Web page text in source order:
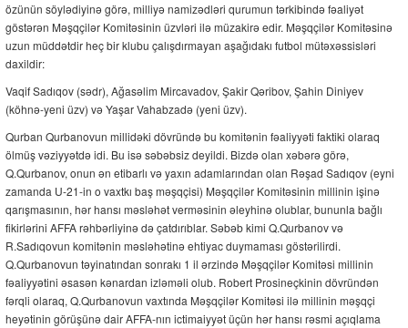
özünün söylədiyinə görə, milliyə namizədləri qurumun tərkibində fəaliyət
göstərən Məşqçilər Komitəsinin üzvləri ilə müzakirə edir. Məşqçilər Komitəsinə
uzun müddətdir heç bir klubu çalışdırmayan aşağıdakı futbol mütəxəssisləri
daxildir:
Vaqif Sadıqov (sədr), Ağasəlim Mircavadov, Şakir Qəribov, Şahin Diniyev
(köhnə-yeni üzv) və Yaşar Vahabzadə (yeni üzv).
Qurban Qurbanovun millidəki dövründə bu komitənin fəaliyyəti faktiki olaraq
ölmüş vəziyyətdə idi. Bu isə səbəbsiz deyildi. Bizdə olan xəbərə görə,
Q.Qurbanov, onun ən etibarlı və yaxın adamlarından olan Rəşad Sadıqov (eyni
zamanda U-21-in o vaxtkı baş məşqçisi) Məşqçilər Komitəsinin millinin işinə
qarışmasının, hər hansı məsləhət verməsinin əleyhinə olublar, bununla bağlı
fikirlərini AFFA rəhbərliyinə də çatdırıblar. Səbəb kimi Q.Qurbanov və
R.Sadıqovun komitənin məsləhətinə ehtiyac duymaması göstərilirdi.
Q.Qurbanovun təyinatından sonrakı 1 il ərzində Məşqçilər Komitəsi millinin
fəaliyyətini əsasən kənardan izləməli olub. Robert Prosineçkinin dövründən
fərqli olaraq, Q.Qurbanovun vaxtında Məşqçilər Komitəsi ilə millinin məşqçi
heyətinin görüşünə dair AFFA-nın ictimaiyyət üçün hər hansı rəsmi açıqlama